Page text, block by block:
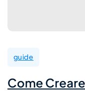
guide
Come